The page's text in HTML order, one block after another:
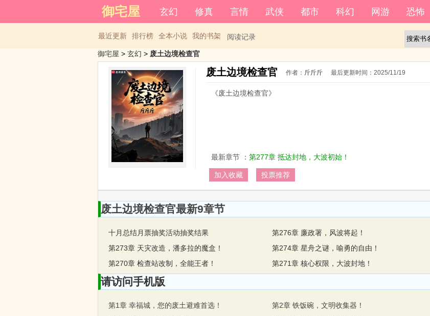
御宅屋 玄幻 修真 言情 武侠 都市 科幻 网游 恐怖
还没有账号？立即注册
最近更新
排行榜 全本小说 我的书架 阅读记录
御宅屋 > 玄幻 > 废土边境检查官
废土边境检查官 作者： 斤斤斤 最后更新时间： 2025/11/19
《废土边境检查官》
最新章节 ： 第277章 抵达封地，大波初始！
加入收藏 投票推荐
废土边境检查官最新9章节
第276章 廉政署，风波将起！
十月总结月票抽奖活动抽奖结果
第274章 星舟之谜，喻勇的自由！
第273章 天灾改造，潘多拉的魔盒！
第271章 核心权限，大波封地！
第270章 检查站改制，全能王者！
请访问手机版
第2章 铁饭碗，文明收集器！
第1章 幸福城，您的废土避难首选！